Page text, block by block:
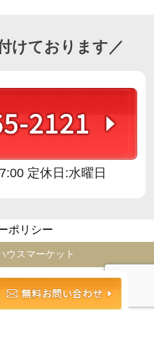
けております／
定休日:水曜日
ポリシー
ウスマーケット